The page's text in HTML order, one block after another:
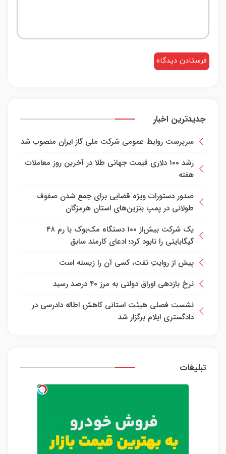
جدیدترین اخبار
سرپرست روابط عمومی شرکت ملی گاز ایران منصوب شد
رشد ۱۰۰ دلاری قیمت جهانی طلا در آخرین روز معاملات
هفته
صدور دستورات ویژه قضایی برای جمع شدن صفوف
طولانی در پمپ بنزین‌های استان هرمزگان
یک شرکت بیش‌از ۱۰۰ دستگاه مک‌بوک با رم ۴۸
گیگابایتی را نابود کرد؛ ادعای کارمند سابق
پیش از روایتِ نفت، کسی آن را زیسته است
نرخ بازدهی اوراق دولتی به مرز ۴۰ درصد رسید
نشست فصلی هیئت استانی کاهش اطاله دادرسی در
دادگستری ایلام برگزار شد
تبلیغات